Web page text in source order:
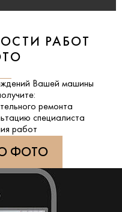
РАБОТ
Вашей машины
ремонта
специалиста
работ
ФОТО